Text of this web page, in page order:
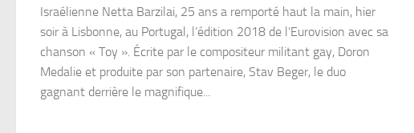
Israélienne Netta Barzilai, 25 ans a remporté haut la main, hier
soir à Lisbonne, au Portugal, l’édition 2018 de l’Eurovision avec sa
chanson « Toy ». Écrite par le compositeur militant gay, Doron
Medalie et produite par son partenaire, Stav Beger, le duo
gagnant derrière le magnifique...